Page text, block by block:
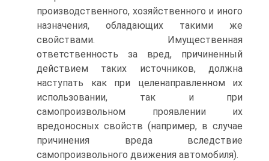
производственного, хозяйственного и иного
назначения, обладающих такими же
свойствами. Имущественная
ответственность за вред, причиненный
действием таких источников, должна
наступать как при целенаправленном их
использовании, так и при
самопроизвольном проявлении их
вредоносных свойств (например, в случае
причинения вреда вследствие
самопроизвольного движения автомобиля).